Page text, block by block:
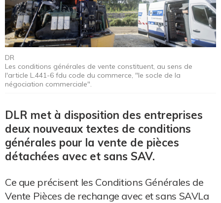
DR
Les conditions générales de vente constituent, au sens de
l'article L.441-6 fdu code du commerce, "le socle de la
négociation commerciale".
DLR met à disposition des entreprises
deux nouveaux textes de conditions
générales pour la vente de pièces
détachées avec et sans SAV.
Ce que précisent les Conditions Générales de
Vente Pièces de rechange avec et sans SAVLa